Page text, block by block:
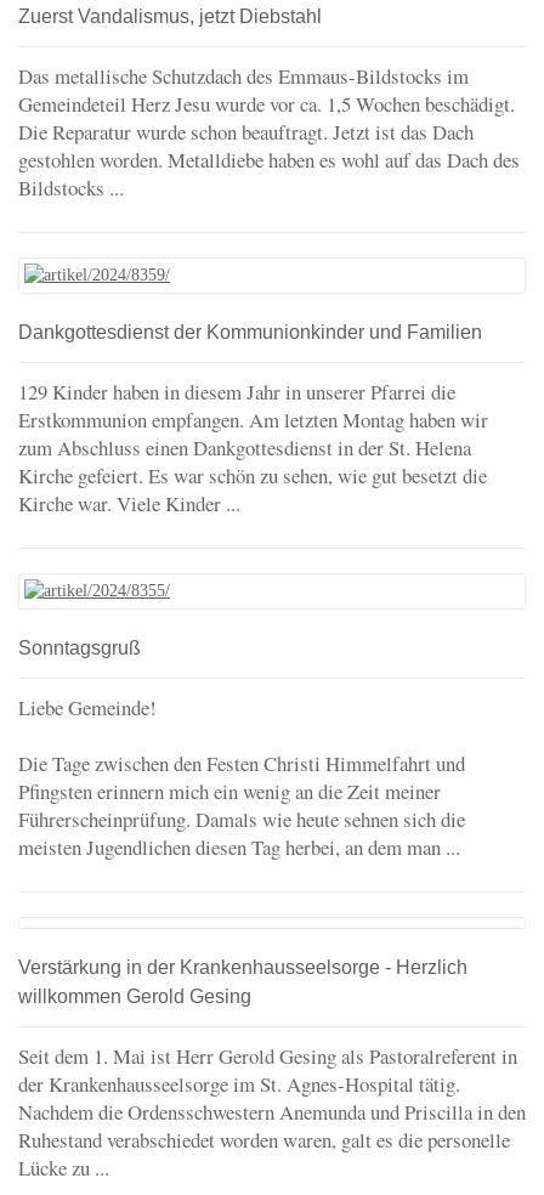
Zuerst Vandalismus, jetzt Diebstahl
Das metallische Schutzdach des Emmaus-Bildstocks im
Gemeindeteil Herz Jesu wurde vor ca. 1,5 Wochen beschädigt.
Die Reparatur wurde schon beauftragt. Jetzt ist das Dach
gestohlen worden. Metalldiebe haben es wohl auf das Dach des
Bildstocks ...
Dankgottesdienst der Kommunionkinder und Familien
129 Kinder haben in diesem Jahr in unserer Pfarrei die
Erstkommunion empfangen. Am letzten Montag haben wir
zum Abschluss einen Dankgottesdienst in der St. Helena
Kirche gefeiert. Es war schön zu sehen, wie gut besetzt die
Kirche war. Viele Kinder ...
Sonntagsgruß
Liebe Gemeinde!
Die Tage zwischen den Festen Christi Himmelfahrt und
Pfingsten erinnern mich ein wenig an die Zeit meiner
Führerscheinprüfung. Damals wie heute sehnen sich die
meisten Jugendlichen diesen Tag herbei, an dem man ...
Verstärkung in der Krankenhausseelsorge - Herzlich
willkommen Gerold Gesing
Seit dem 1. Mai ist Herr Gerold Gesing als Pastoralreferent in
der Krankenhausseelsorge im St. Agnes-Hospital tätig.
Nachdem die Ordensschwestern Anemunda und Priscilla in den
Ruhestand verabschiedet worden waren, galt es die personelle
Lücke zu ...